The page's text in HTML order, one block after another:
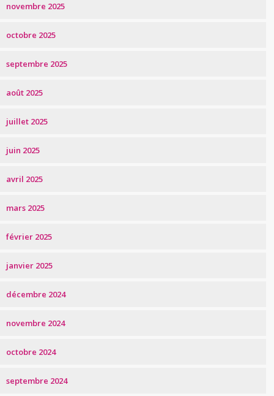
novembre 2025
octobre 2025
septembre 2025
août 2025
juillet 2025
juin 2025
avril 2025
mars 2025
février 2025
janvier 2025
décembre 2024
novembre 2024
octobre 2024
septembre 2024